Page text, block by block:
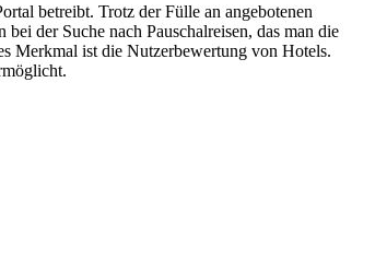
betreibt. Trotz der Fülle an angebotenen
der Suche nach Pauschalreisen, das man die
Merkmal ist die Nutzerbewertung von Hotels.